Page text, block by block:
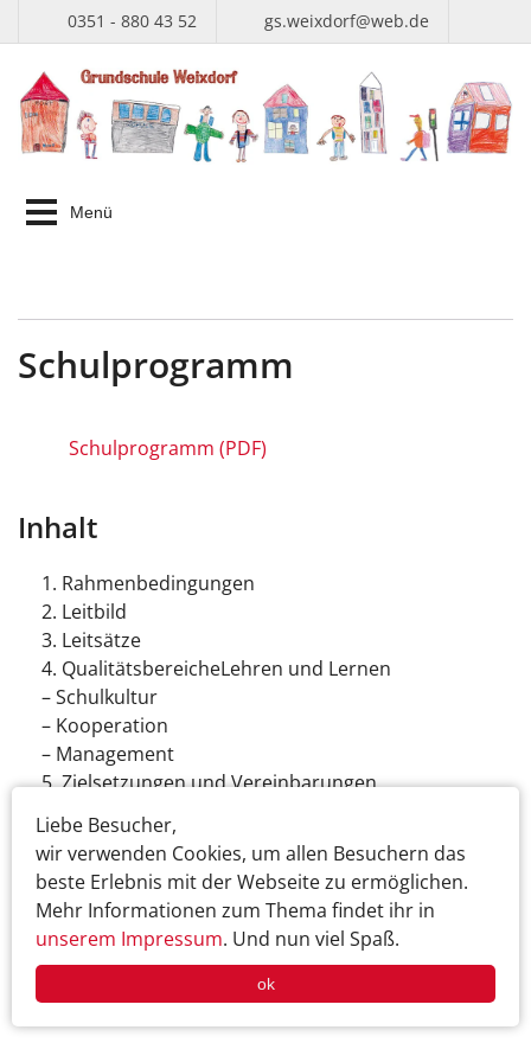
0351 - 880 43 52 gs.weixdorf@web.de
Menü
Schulprogramm
Schulprogramm (PDF)
Inhalt
Rahmenbedingungen
Leitbild
Leitsätze
QualitätsbereicheLehren und Lernen
– Schulkultur
– Kooperation
– Management
Zielsetzungen und Vereinbarungen
– Für den Unterricht
– Für die Schuleingangsphase
– Für Klassenfahrten, Projektwochen, Schulfeste,
Traditionen
– Zum Fortbildungskonzept
Evaluation
Liebe Besucher,
wir verwenden Cookies, um allen Besuchern das
beste Erlebnis mit der Webseite zu ermöglichen.
Mehr Informationen zum Thema findet ihr in
unserem Impressum. Und nun viel Spaß.
ok